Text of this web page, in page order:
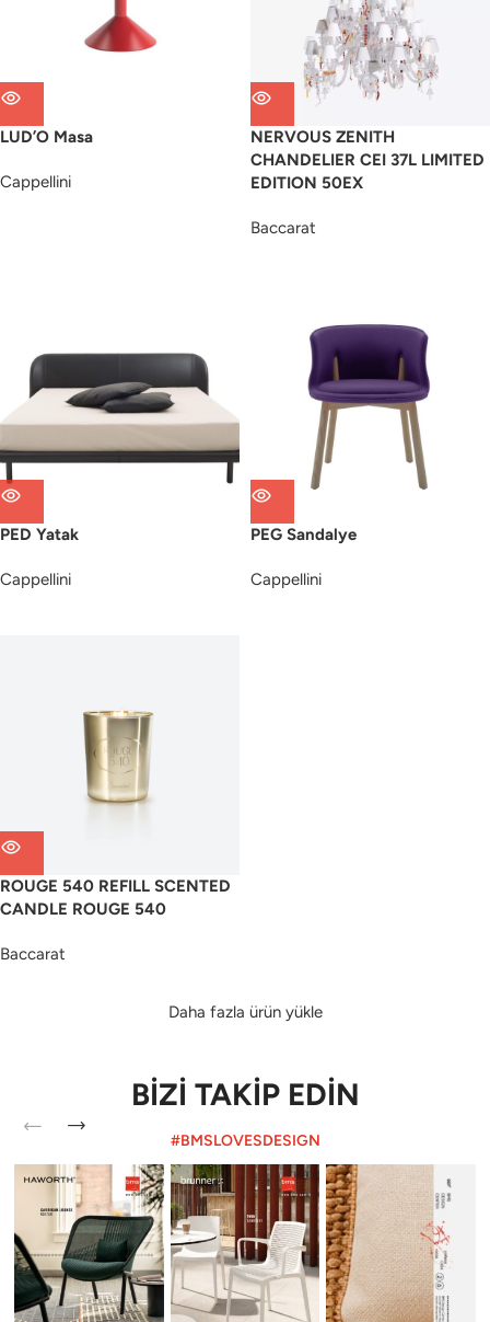
LUD’O Masa
Cappellini
NERVOUS ZENITH
CHANDELIER CEI 37L LIMITED
EDITION 50EX
Baccarat
PED Yatak
Cappellini
PEG Sandalye
Cappellini
ROUGE 540 REFILL SCENTED
CANDLE ROUGE 540
Baccarat
Daha fazla ürün yükle
BİZİ TAKİP EDİN
#BMSLOVESDESIGN